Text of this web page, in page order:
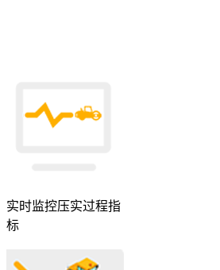
实时监控压实过程指
标